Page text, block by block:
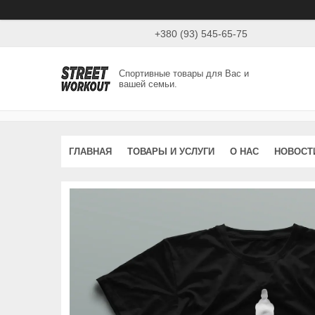
+380 (93) 545-65-75
Спортивные товары для Вас и
вашей семьи.
ГЛАВНАЯ ТОВАРЫ И УСЛУГИ О НАС